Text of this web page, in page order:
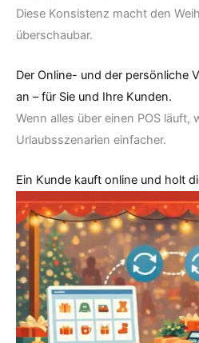
Diese Konsistenz macht den
überschaubar.
Der Online- und der persönliche
an – für Sie und Ihre Kunden.
Wenn alles über einen POS läuft,
Urlaubsszenarien einfacher.
Ein Kunde kauft online und holt